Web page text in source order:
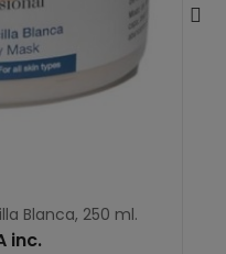
Blanca, 250 ml.
inc.